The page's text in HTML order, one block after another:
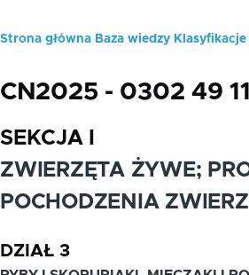
Ścieżka
Strona główna Baza wiedzy Klasyfikacje
CN2025 - 0302 49 11
SEKCJA I
ZWIERZĘTA ŻYWE;
POCHODZENIA
DZIAŁ 3